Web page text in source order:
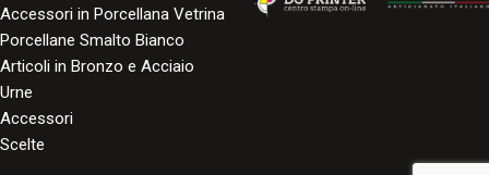
Accessori in Porcellana Vetrina
Porcellane Smalto Bianco
Articoli in Bronzo e Acciaio
Urne
Accessori
Scelte